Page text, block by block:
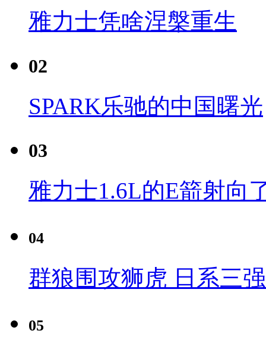
雅力士凭啥涅槃重生
02
SPARK乐驰的中国曙光
03
雅力士1.6L的E箭射向
04
群狼围攻狮虎 日系三
05